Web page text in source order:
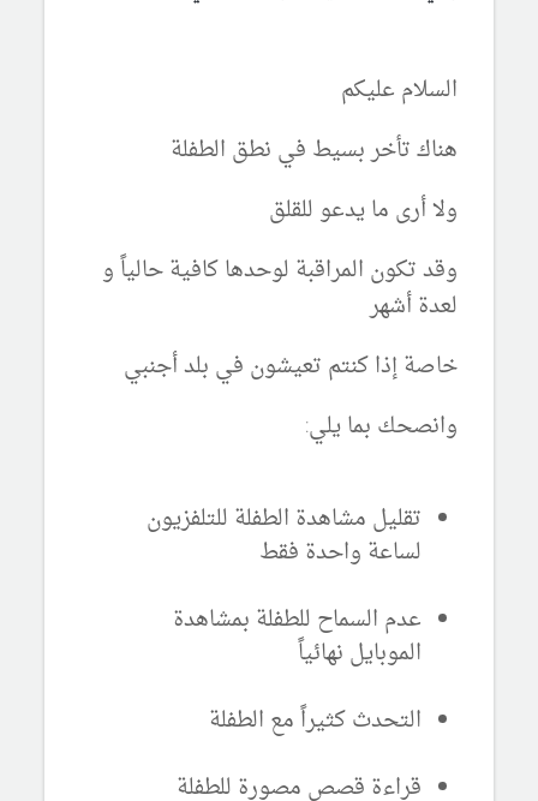
السلام عليكم
هناك تأخر بسيط في نطق الطفلة
ولا أرى ما يدعو للقلق
وقد تكون المراقبة لوحدها كافية حالياً و
لعدة أشهر
خاصة إذا كنتم تعيشون في بلد أجنبي
وانصحك بما يلي:
تقليل مشاهدة الطفلة للتلفزيون
لساعة واحدة فقط
عدم السماح للطفلة بمشاهدة
الموبايل نهائياً
التحدث كثيراً مع الطفلة
قراءة قصص مصورة للطفلة